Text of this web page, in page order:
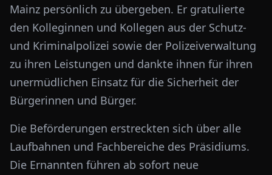
Mainz persönlich zu übergeben. Er gratulierte
den Kolleginnen und Kollegen aus der Schutz-
und Kriminalpolizei sowie der Polizeiverwaltung
zu ihren Leistungen und dankte ihnen für ihren
unermüdlichen Einsatz für die Sicherheit der
Bürgerinnen und Bürger.
Die Beförderungen erstreckten sich über alle
Laufbahnen und Fachbereiche des Präsidiums.
Die Ernannten führen ab sofort neue